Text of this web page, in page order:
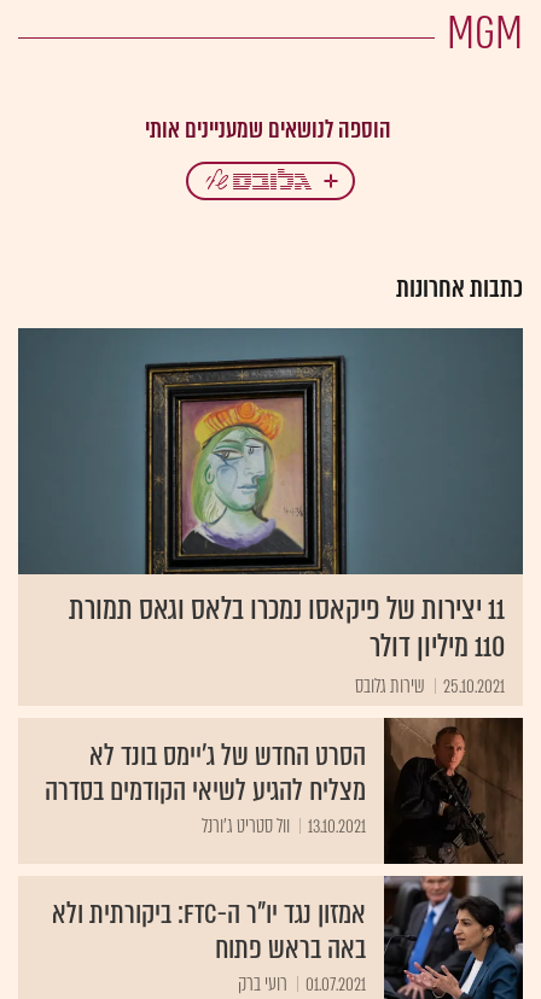
MGM
כתבות אחרונות
11 יצירות של פיקאסו נמכרו בלאס וגאס תמורת
110 מיליון דולר
25.10.2021 שירות גלובס
הסרט החדש של ג'יימס בונד לא
מצליח להגיע לשיאי הקודמים בסדרה
13.10.2021 וול סטריט ג'ורנל
אמזון נגד יו"ר ה-FTC: ביקורתית ולא
באה בראש פתוח
01.07.2021 רועי ברק